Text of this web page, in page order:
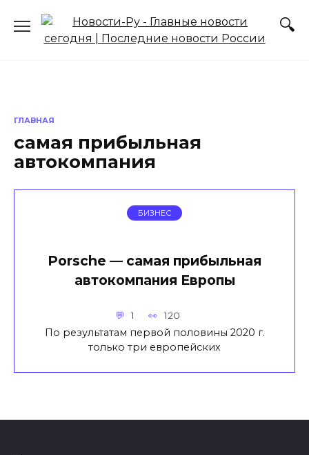
содержанию
ГЛАВНАЯ
самая прибыльная
автокомпания
БИЗНЕС
Porsche — самая прибыльная
автокомпания Европы
1 120
По результатам первой половины 2020 г.
только три европейских